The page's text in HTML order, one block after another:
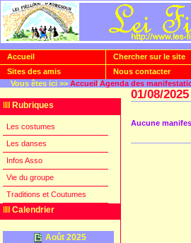
Accueil Chercher sur le site
Sites des amis
Nous contacter
Vous êtes ici >> Accueil/Agenda des
Rubriques
Les costumes
Les danses
Infos Asso
Vie du groupe
Traditions et Coutumes
Calendrier
Août 2025
01/08/
Aucune